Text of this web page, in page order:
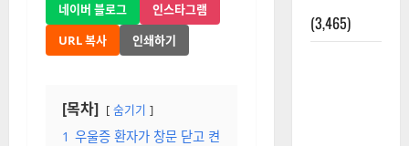
네이버 블로그
인스타그램
URL 복사
인쇄하기
[목차] 숨기기
1 우울증 환자가 창문 닫고 켠
(3,465)